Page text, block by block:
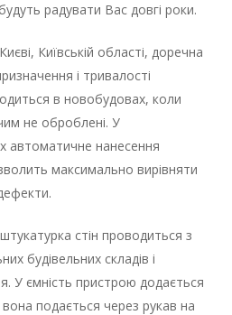
будуть радувати Вас довгі роки.
Київській області, доречна
і тривалості
в новобудовах, коли
не оброблені. У
автоматичне нанесення
максимально вирівняти
стін проводиться з
будівельних складів і
У ємність пристрою додається
подається через рукав на